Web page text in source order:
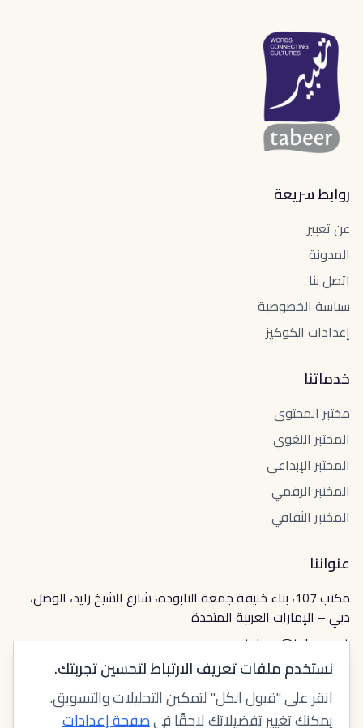
نستخدم ملفات تعريف الارتباط لتحسين تجربتك.
انقر على "قبول الكل" لتمكين التحليلات والتسويق.
يمكنك تغيير تفضيلاتك لاحقًا فيصفحة إعدادات
روابط سريعة
عن تعبير
المدونة
اتصل بنا
سياسة الخصوصية
إعدادات الكوكيز
خدماتنا
مختبر المحتوى
المختبر اللغوي
المختبر الإبداعي
المختبر الرقمي
المختبر الثقافي
عنواننا
مكتب 107، بناء خليفة جمعة النابوده، شارع الشيخ زايد، الوصل،
دبي – الإمارات العربية المتحدة
tabeer@tabeer.net
English